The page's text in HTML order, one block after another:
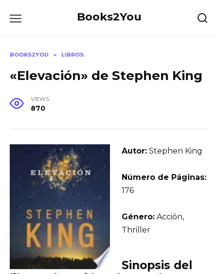
Books2You
BOOKS2YOU » LIBROS
«Elevación» de Stephen King
VIEWS
870
Autor: Stephen King
Número de Páginas:
176
Género: Acción,
Thriller
Sinopsis del